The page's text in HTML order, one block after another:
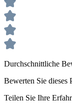
Durchschnittliche
Bewerten Sie dieses
Teilen Sie Ihre